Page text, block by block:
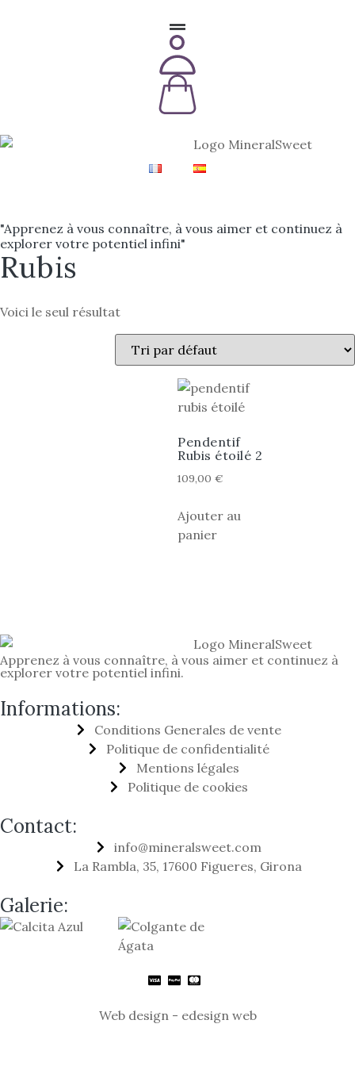
"Apprenez à vous connaître, à vous aimer et continuez à
explorer votre potentiel infini"
Rubis
Voici le seul résultat
Pendentif
Rubis étoilé 2
109,00 €
Ajouter au
panier
Apprenez à vous connaître, à vous aimer et continuez à
explorer votre potentiel infini.
Informations:
Conditions Generales de vente
Politique de confidentialité
Mentions légales
Politique de cookies
Contact:
info@mineralsweet.com
La Rambla, 35, 17600 Figueres, Girona
Galerie:
Web design - edesign web